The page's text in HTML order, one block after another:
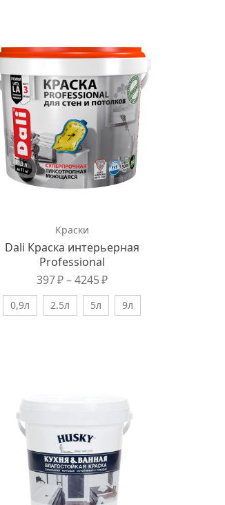
Краски
Dali Краска интерьерная
Professional
397₽ – 4245₽
0,9л 2.5л 5л 9л